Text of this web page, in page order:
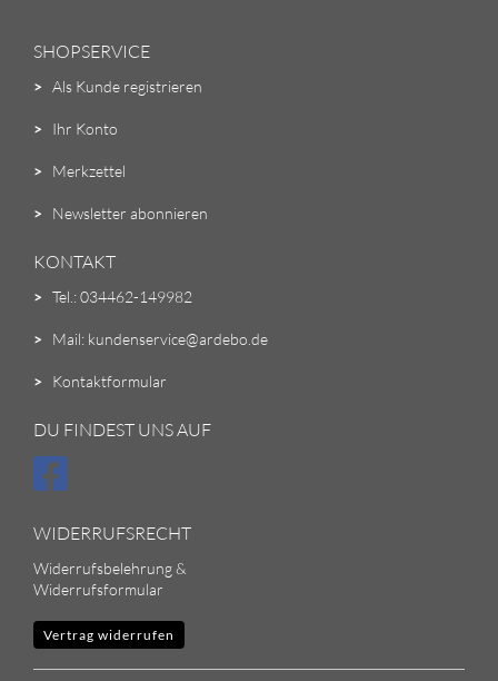
SHOPSERVICE
> Als Kunde registrieren
> Ihr Konto
> Merkzettel
> Newsletter abonnieren
KONTAKT
> Tel.: 034462-149982
> Mail: kundenservice@ardebo.de
> Kontaktformular
DU FINDEST UNS AUF
WIDERRUFSRECHT
Widerrufsbelehrung &
Widerrufsformular
Vertrag widerrufen